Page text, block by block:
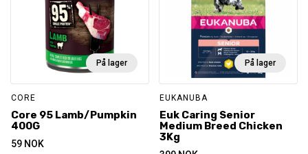
På lager
CORE
Core 95 Lamb/Pumpkin
400G
59 NOK
På lager
EUKANUBA
Euk Caring Senior
Medium Breed Chicken
3Kg